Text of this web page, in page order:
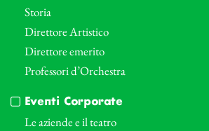
Storia
Direttore Artistico
Direttore emerito
Professori d’Orchestra
Eventi Corporate
Le aziende e il teatro